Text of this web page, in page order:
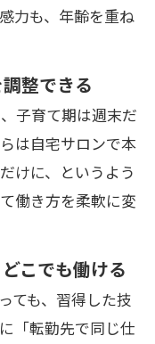
力も、年齢を重ね
整できる
子育て期は週末だ
は自宅サロンで本
けに、というよう
働き方を柔軟に変
こでも働ける
ても、習得した技
「転勤先で同じ仕